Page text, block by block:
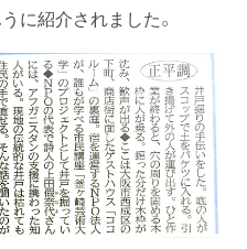
に紹介されました。